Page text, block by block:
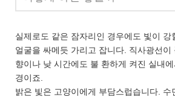
실제로도 같은 잠자리인 경우에도 빛이 강
얼굴을 싸메듯 가리고 잡니다. 직사광선
향이나 낮 시간에도 불 환하게 켜진 실내
경이죠.
밝은 빛은 고양이에게 부담스럽습니다. 수